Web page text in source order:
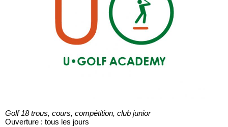
Golf 18 trous, cours, compétition, club junior
Ouverture : tous les jours